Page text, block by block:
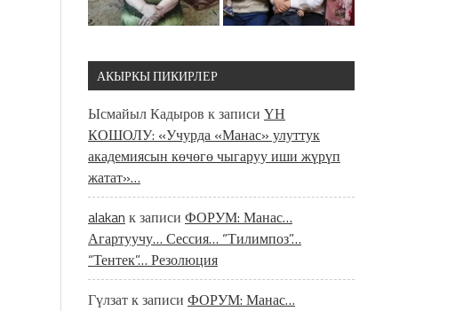
АКЫРКЫ ПИКИРЛЕР
Ысмайыл Кадыров к записи ҮН
КОШОЛУ: «Учурда «Манас» улуттук
академиясын көчөгө чыгаруу иши жүрүп
жатат»…
alakan к записи ФОРУМ: Манас…
Агартуучу… Сессия… “Тилимпоз”…
“Тентек”… Резолюция
Гүлзатк записи ФОРУМ: Манас…